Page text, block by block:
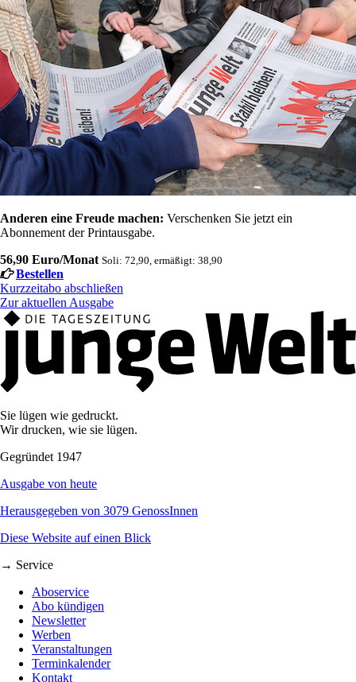
Anderen eine Freude machen: Verschenken Sie jetzt ein
Abonnement der Printausgabe.
56,90 Euro/Monat Soli: 72,90, ermäßigt: 38,90
Bestellen
Kurzzeitabo abschließen
Zur aktuellen Ausgabe
Sie lügen wie gedruckt.
Wir drucken, wie sie lügen.
Gegründet 1947
Ausgabe von heute
Herausgegeben von 3079 GenossInnen
Diese Website auf einen Blick
→ Service
Aboservice
Abo kündigen
Newsletter
Werben
Veranstaltungen
Terminkalender
Kontakt